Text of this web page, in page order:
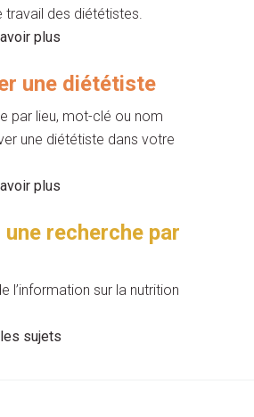
travail des diététistes.
plus
une diététiste
par lieu, mot-clé ou nom
une diététiste dans votre
plus
une recherche par
l’information sur la nutrition
sujets